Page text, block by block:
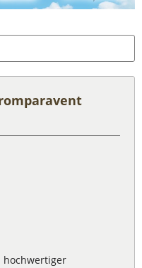
hochwertiger